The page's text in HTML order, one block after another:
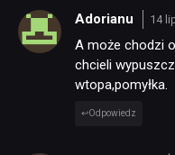
Adorianu 14
A może chodzi
chcieli
wtopa,pomyłka.
Odpowiedz